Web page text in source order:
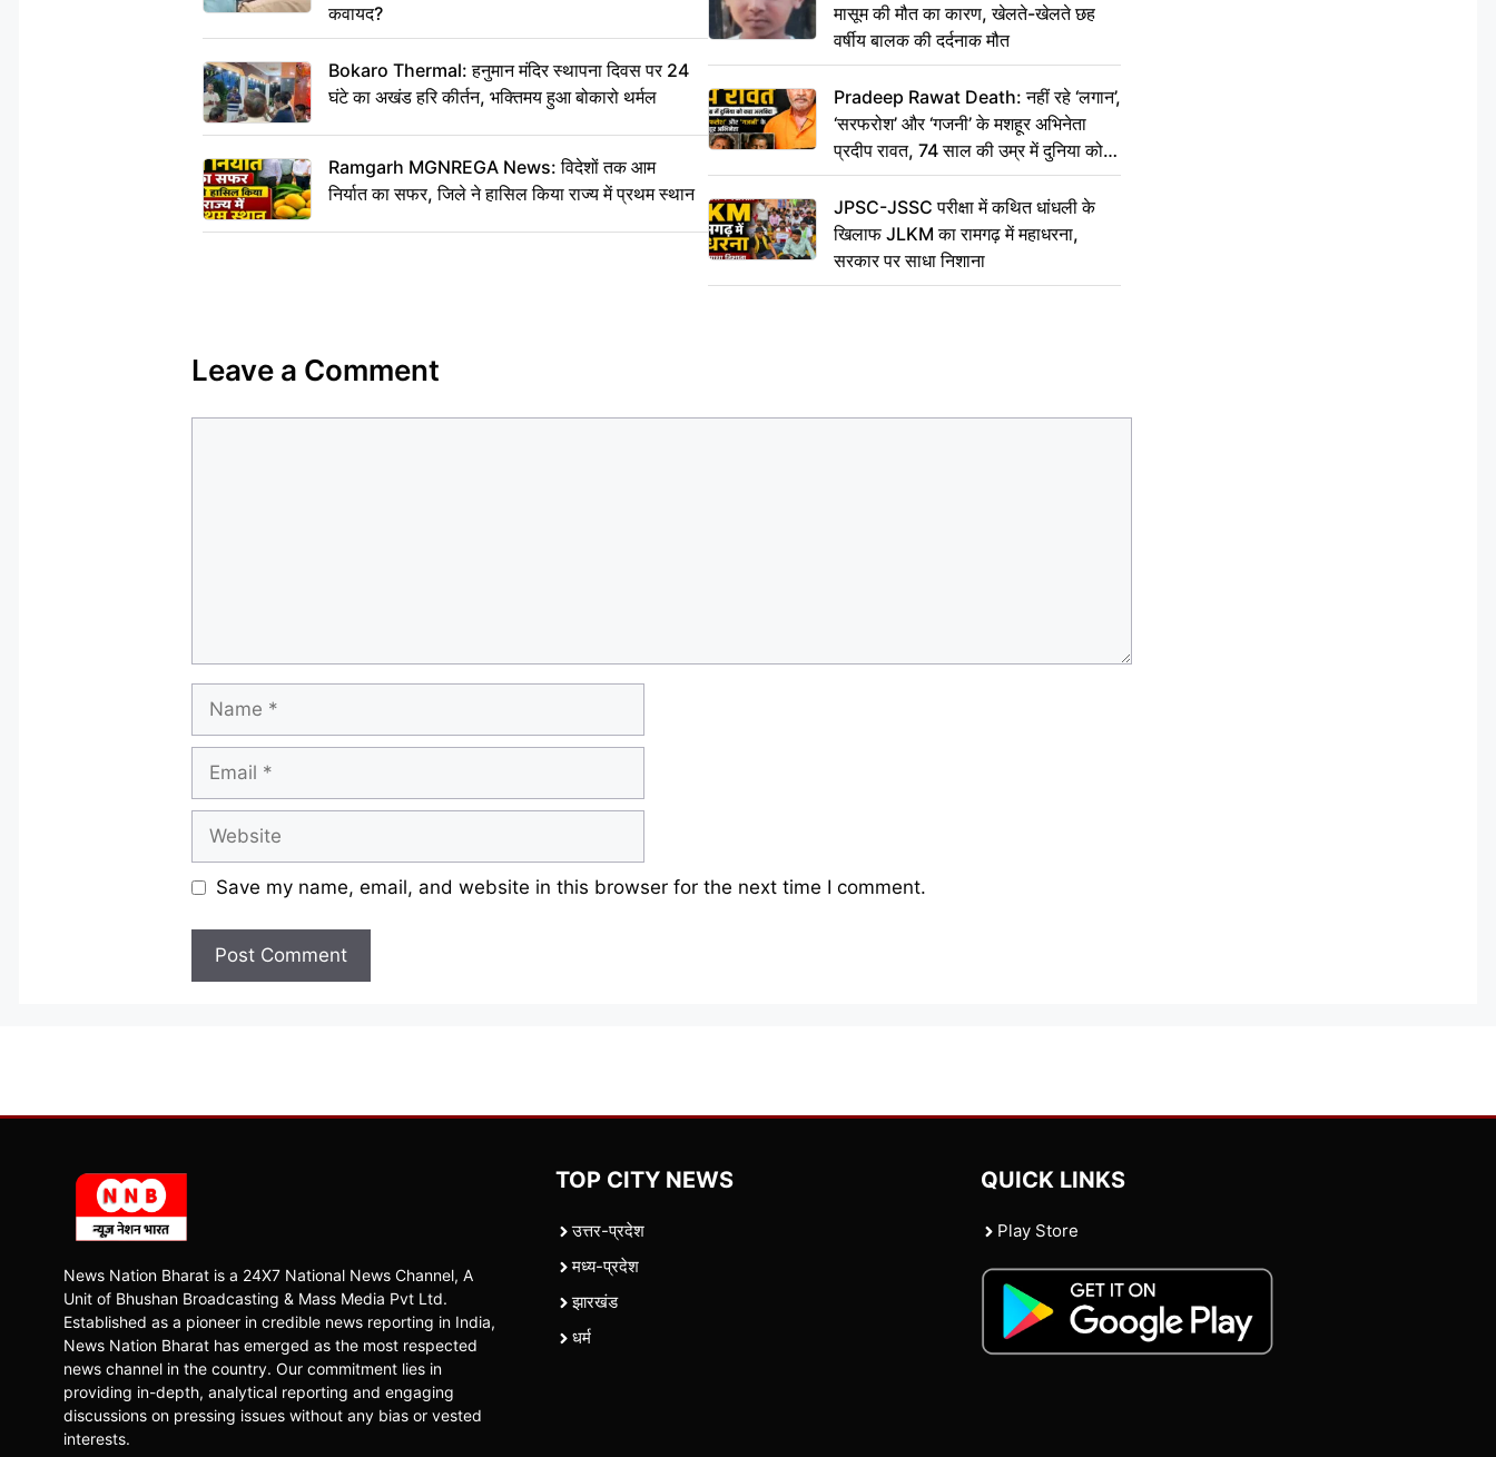
कवायद?
Bokaro Thermal: हनुमान मंदिर स्थापना दिवस पर 24
घंटे का अखंड हरि कीर्तन, भक्तिमय हुआ बोकारो थर्मल
Ramgarh MGNREGA News: विदेशों तक आम
निर्यात का सफर, जिले ने हासिल किया राज्य में प्रथम स्थान
मासूम की मौत का कारण, खेलते-खेलते छह
वर्षीय बालक की दर्दनाक मौत
Pradeep Rawat Death: नहीं रहे ‘लगान’,
‘सरफरोश’ और ‘गजनी’ के मशहूर अभिनेता
प्रदीप रावत, 74 साल की उम्र में दुनिया को
कहा अलविदा
JPSC-JSSC परीक्षा में कथित धांधली के
खिलाफ JLKM का रामगढ़ में महाधरना,
सरकार पर साधा निशाना
Leave a Comment
Save my name, email, and website in this browser for the next time I comment.
News Nation Bharat is a 24X7 National News Channel, A
Unit of Bhushan Broadcasting & Mass Media Pvt Ltd.
Established as a pioneer in credible news reporting in India,
News Nation Bharat has emerged as the most respected
news channel in the country. Our commitment lies in
providing in-depth, analytical reporting and engaging
discussions on pressing issues without any bias or vested
interests.
TOP CITY NEWS
उत्तर-प्रदेश
मध्य-प्रदेश
झारखंड
धर्म
QUICK LINKS
Play Store